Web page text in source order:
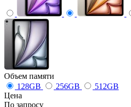
Объем памяти
128GB
256GB
512GB
Цена
По запросу